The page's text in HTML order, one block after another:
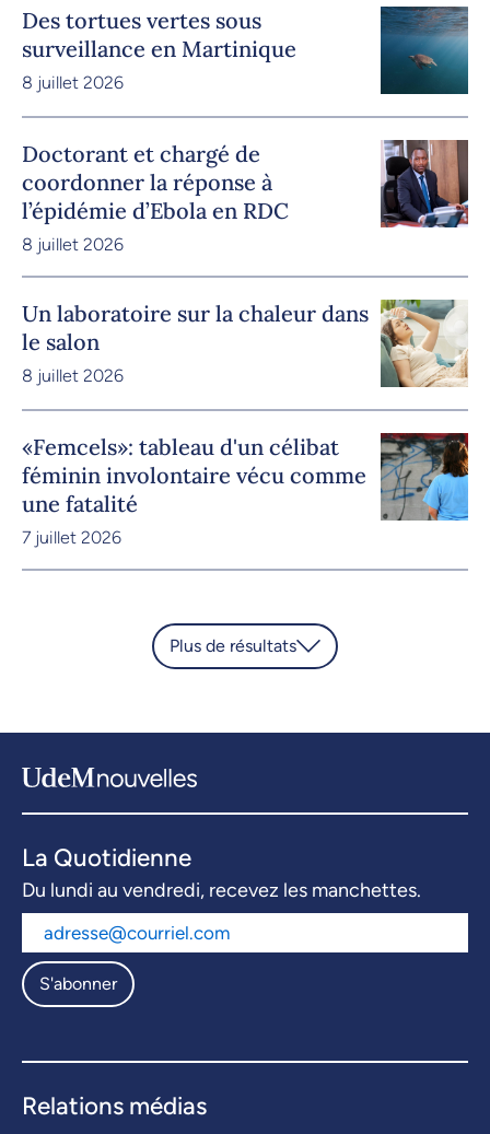
Des tortues vertes sous
surveillance en Martinique
8 juillet 2026
Doctorant et chargé de
coordonner la réponse à
l’épidémie d’Ebola en RDC
8 juillet 2026
Un laboratoire sur la chaleur dans
le salon
8 juillet 2026
«Femcels»: tableau d'un célibat
féminin involontaire vécu comme
une fatalité
7 juillet 2026
Plus de résultats
La Quotidienne
Du lundi au vendredi, recevez les manchettes.
S'abonner
Relations médias